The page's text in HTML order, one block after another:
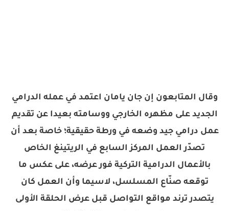
وقال المتابعون إن جان يامان اعتمد في عمله الدرامي
الجديد على مظهره الخارجي ووسامته بعيدا عن تقديم
عمل درامي جيد وضعه في ورطة حقيقية؛ خاصة بعد أن
تصدّر العمل المركز السابع في الريتينغ الخاص
بالأعمال الدرامية التركية فور عرضه، على عكس ما
توقعه صنّاع المسلسل، لاسيما وأن العمل كان
يتصدر ترند مواقع التواصل قبل عرض الحلقة الأولى